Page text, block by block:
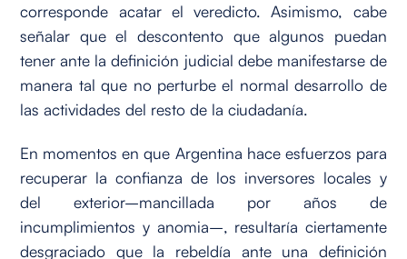
corresponde acatar el veredicto. Asimismo, cabe
señalar que el descontento que algunos puedan
tener ante la definición judicial debe manifestarse de
manera tal que no perturbe el normal desarrollo de
las actividades del resto de la ciudadanía.
En momentos en que Argentina hace esfuerzos para
recuperar la confianza de los inversores locales y
del exterior–mancillada por años de
incumplimientos y anomia–, resultaría ciertamente
desgraciado que la rebeldía ante una definición